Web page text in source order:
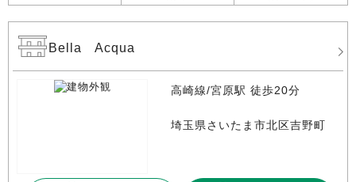
Bella Acqua
高崎線/宮原駅 徒歩20分
埼玉県さいたま市北区吉野町